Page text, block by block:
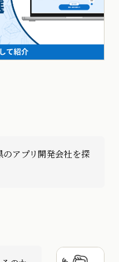
アプリ開発会社を探